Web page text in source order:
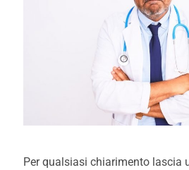
Per qualsiasi chiarimento lascia